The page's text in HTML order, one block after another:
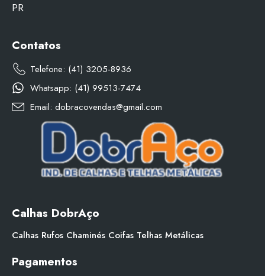
PR
Contatos
Telefone: (41) 3205-8936
Whatsapp: (41) 99513-7474
Email: dobracovendas@gmail.com
Calhas DobrAço
Calhas Rufos Chaminés Coifas Telhas Metálicas
Pagamentos